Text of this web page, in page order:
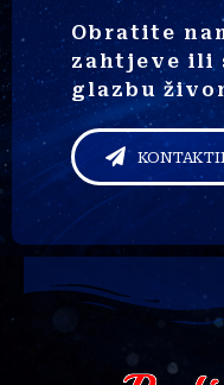
Obratite
zahtjeve ili
glazbu